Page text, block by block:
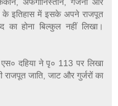
के इतिहास में इसके अपने राजपूत
का होना बिल्कुल नहीं लिखा।
दहिया ने पृ० 113 पर लिखा
राजपूत जाति, जाट और गुर्जरों का